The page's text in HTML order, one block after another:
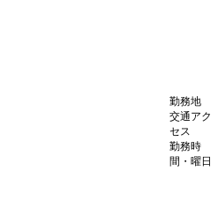
勤務地
交通アク
セス
勤務時
間・曜日